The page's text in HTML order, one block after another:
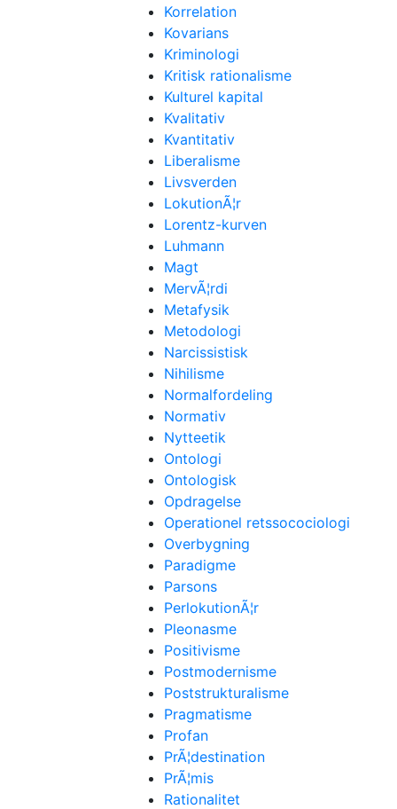
Korrelation
Kovarians
Kriminologi
Kritisk rationalisme
Kulturel kapital
Kvalitativ
Kvantitativ
Liberalisme
Livsverden
LokutionÃ¦r
Lorentz-kurven
Luhmann
Magt
MervÃ¦rdi
Metafysik
Metodologi
Narcissistisk
Nihilisme
Normalfordeling
Normativ
Nytteetik
Ontologi
Ontologisk
Opdragelse
Operationel retssocociologi
Overbygning
Paradigme
Parsons
PerlokutionÃ¦r
Pleonasme
Positivisme
Postmodernisme
Poststrukturalisme
Pragmatisme
Profan
PrÃ¦destination
PrÃ¦mis
Rationalitet